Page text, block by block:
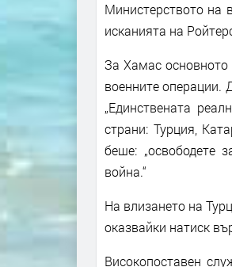
Министерството на
исканията на
За Хамас основното
военните операции.
„Единствената
страни: Турция,
беше: „освободете
война.“
На влизането на
оказвайки натиск
Високопоставен